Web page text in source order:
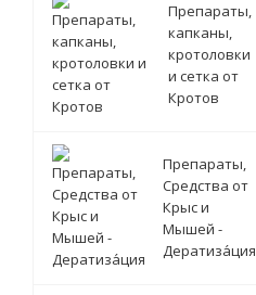
Препараты,
капканы,
кротоловки
и сетка от
Кротов
Препараты,
Средства от
Крыс и
Мышей -
Дератиза́ция